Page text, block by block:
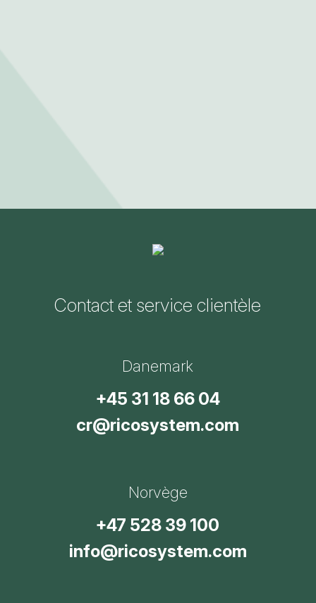
Contact et service clientèle
Danemark
+45 31 18 66 04
cr@ricosystem.com
Norvège
+47 528 39 100
info@ricosystem.com